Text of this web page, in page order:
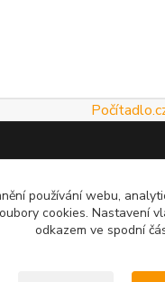
používání webu,
cookies. Nastavení
odkazem ve spodní